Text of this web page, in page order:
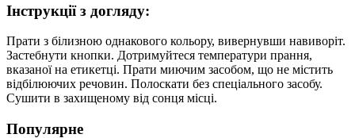
Інструкції з догляду:
Прати з білизною однакового кольору, вивернувши навиворіт.
Застебнути кнопки. Дотримуйтеся температури прання,
вказаної на етикетці. Прати миючим засобом, що не містить
відбілюючих речовин. Полоскати без спеціального засобу.
Сушити в захищеному від сонця місці.
Популярне